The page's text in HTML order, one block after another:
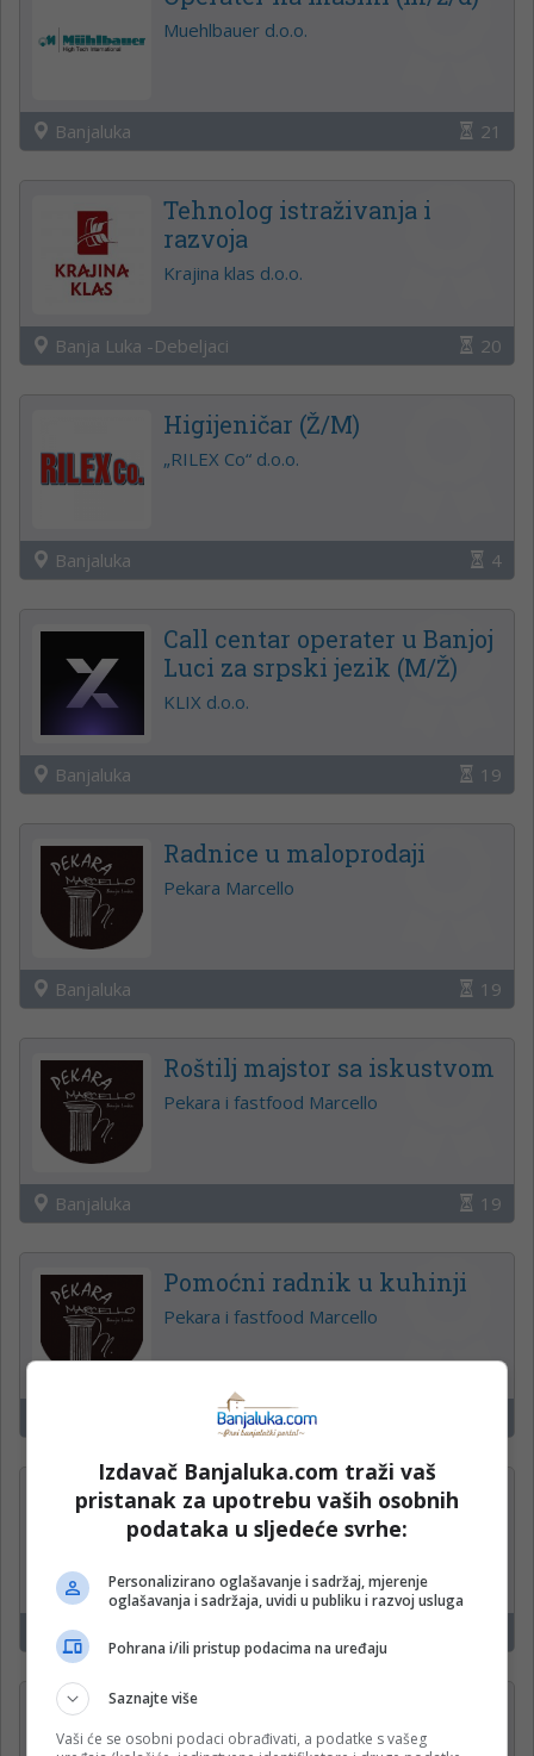
Muehlbauer d.o.o.
Banjaluka 21
Tehnolog istraživanja i
razvoja
Krajina klas d.o.o.
Banja Luka -Debeljaci 20
Higijeničar (Ž/M)
„RILEX Co“ d.o.o.
Banjaluka 4
Call centar operater u Banjoj
Luci za srpski jezik (M/Ž)
KLIX d.o.o.
Banjaluka 19
Radnice u maloprodaji
Pekara Marcello
Banjaluka 19
Roštilj majstor sa iskustvom
Pekara i fastfood Marcello
Banjaluka 19
Pomoćni radnik u kuhinji
Pekara i fastfood Marcello
Više pozicija
ŠIKI SUPERMARKET
Banjaluka
Konobar
MK Istok
Izdavač Banjaluka.com traži vaš
pristanak za upotrebu vaših osobnih
podataka u sljedeće svrhe:
Personalizirano oglašavanje i sadržaj, mjerenje
oglašavanja i sadržaja, uvidi u publiku i razvoj usluga
Pohrana i/ili pristup podacima na uređaju
Saznajte više
Vaši će se osobni podaci obrađivati, a podatke s vašeg